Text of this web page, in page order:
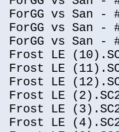
ForGG vs San -
ForGG vs San -
ForGG vs San -
Frost LE
Frost LE
Frost LE
Frost LE
Frost LE
Frost LE